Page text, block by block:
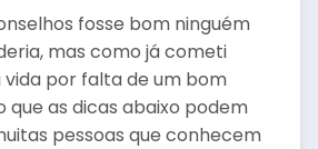
fosse bom ninguém
mas como já cometi
vida por falta de um bom
que as dicas abaixo podem
pessoas que conhecem